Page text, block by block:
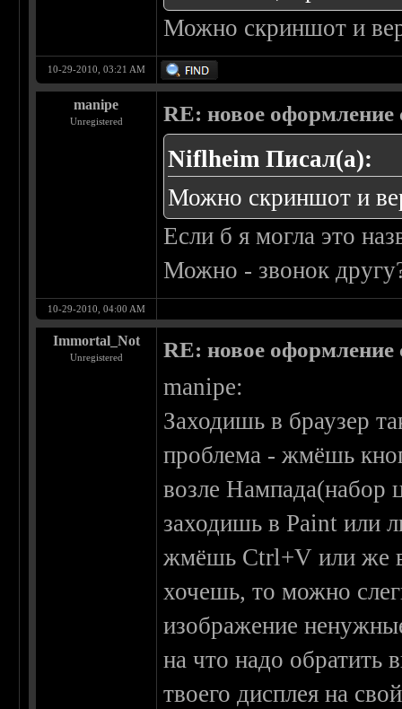
Можно скриншот и
10-29-2010, 03:21 AM
manipe
Unregistered RE: новое оформление
Niflheim Писал(а):
Можно скриншот и
Если б я могла это
Можно - звонок
10-29-2010, 04:00 AM
Immortal_Not
Unregistered RE: новое оформление
manipe:
Заходишь в браузер
проблема - жмёшь
возле Нампада(набор
заходишь в Paint или
жмёшь Ctrl+V или же
хочешь, то можно
изображение
на что надо обратить
твоего дисплея на